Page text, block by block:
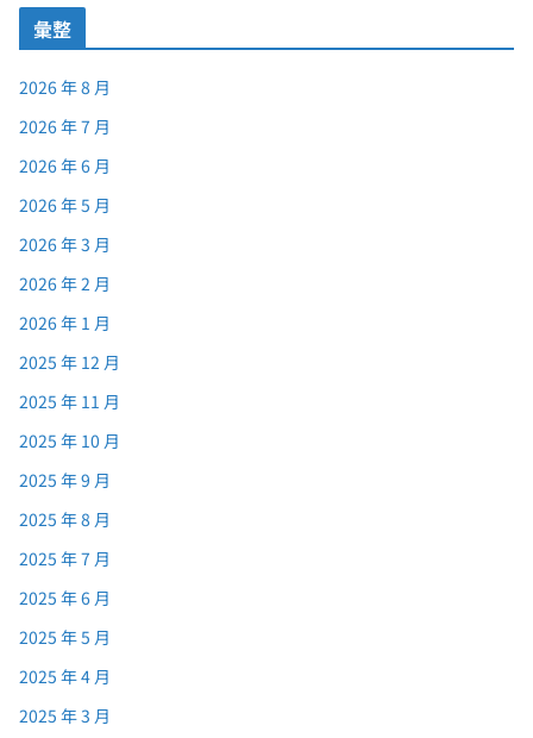
彙整
2026 年 8 月
2026 年 7 月
2026 年 6 月
2026 年 5 月
2026 年 3 月
2026 年 2 月
2026 年 1 月
2025 年 12 月
2025 年 11 月
2025 年 10 月
2025 年 9 月
2025 年 8 月
2025 年 7 月
2025 年 6 月
2025 年 5 月
2025 年 4 月
2025 年 3 月